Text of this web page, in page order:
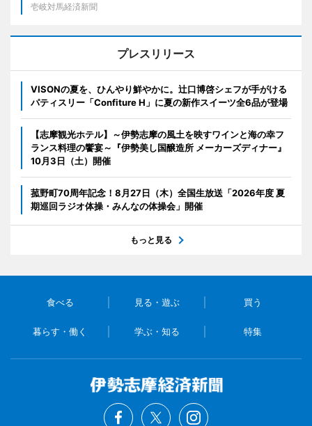
壱岐対馬経済新聞
プレスリリース
VISONの夏を、ひんやり鮮やかに。辻口博啓シェフが手がける
パティスリー「Confiture H」に夏の新作スイーツ全6品が登場
【志摩観光ホテル】～伊勢志摩の風土を映すワインと海の幸フ
ランス料理の饗宴～『伊勢美し国醸造所 メーカーズディナー』
10月3日（土）開催
菰野町70周年記念！8月27日（木）全国生放送「2026年度 夏
期巡回ラジオ体操・みんなの体操会」開催
もっと見る
食べる 見る・遊ぶ 買う
暮らす・働く 学ぶ・知る 特集